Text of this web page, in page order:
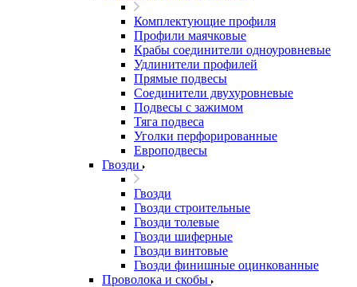
Комплектующие профиля
Профили маячковые
Крабы соединители одноуровневые
Удлинители профилей
Прямые подвесы
Соединители двухуровневые
Подвесы с зажимом
Тяга подвеса
Уголки перфорированные
Европодвесы
Гвозди
Гвозди
Гвозди строительные
Гвозди толевые
Гвозди шиферные
Гвозди винтовые
Гвозди финишные оцинкованные
Проволока и скобы